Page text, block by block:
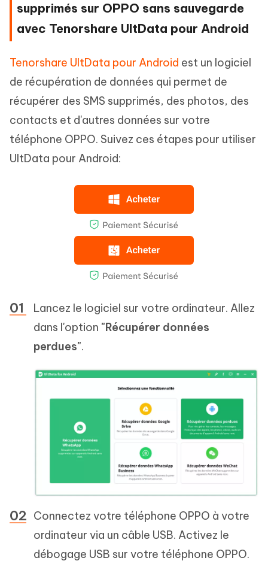
supprimés sur OPPO sans sauvegarde
avec Tenorshare UltData pour Android
Tenorshare UltData pour Android est un logiciel
de récupération de données qui permet de
récupérer des SMS supprimés, des photos, des
contacts et d'autres données sur votre
téléphone OPPO. Suivez ces étapes pour utiliser
UltData pour Android:
Lancez le logiciel sur votre ordinateur. Allez
dans l'option "Récupérer données
perdues".
Connectez votre téléphone OPPO à votre
ordinateur via un câble USB. Activez le
débogage USB sur votre téléphone OPPO.